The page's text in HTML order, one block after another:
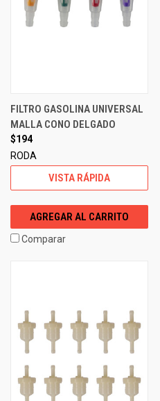
FILTRO GASOLINA UNIVERSAL
MALLA CONO DELGADO
$194
RODA
VISTA RÁPIDA
AGREGAR AL CARRITO
Comparar